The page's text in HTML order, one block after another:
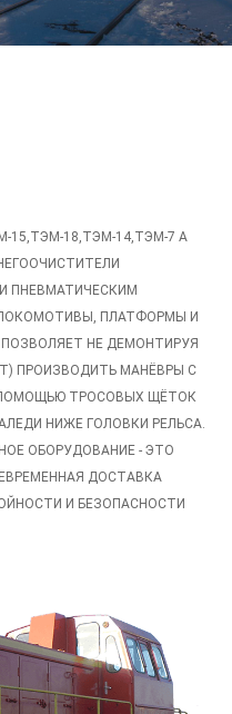
15,ТЭМ-18,ТЭМ-14,ТЭМ-7 А
ПНЕВМАТИЧЕСКИМ
ПЛАТФОРМЫ И
НЕ ДЕМОНТИРУЯ
ПРОИЗВОДИТЬ МАНЁВРЫ С
ТРОСОВЫХ ЩЁТОК
НИЖЕ ГОЛОВКИ РЕЛЬСА.
ОБОРУДОВАНИЕ - ЭТО
ДОСТАВКА
И БЕЗОПАСНОСТИ